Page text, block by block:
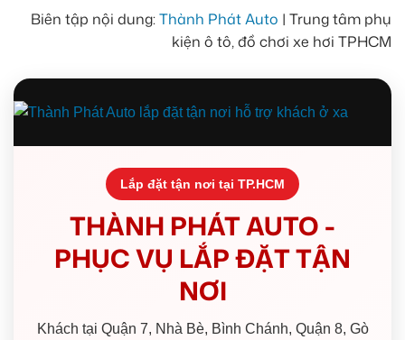
Biên tập nội dung:Thành Phát Auto | Trung tâm phụ
kiện ô tô, đồ chơi xe hơi TPHCM
Lắp đặt tận nơi tại TP.HCM
THÀNH PHÁT AUTO -
PHỤC VỤ LẮP ĐẶT TẬN
NƠI
Khách tại Quận 7, Nhà Bè, Bình Chánh, Quận 8, Gò